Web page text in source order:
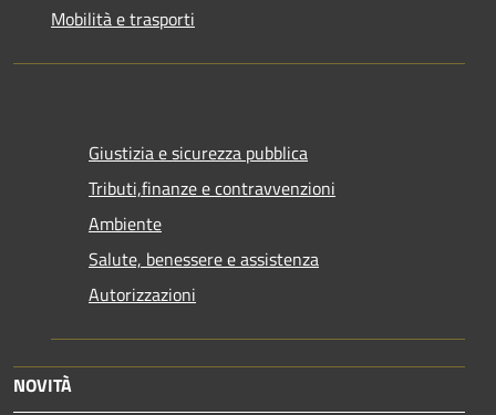
Mobilità e trasporti
Giustizia e sicurezza pubblica
Tributi,finanze e contravvenzioni
Ambiente
Salute, benessere e assistenza
Autorizzazioni
NOVITÀ